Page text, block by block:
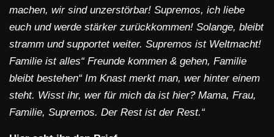
machen, wir sind unzerstörbar! Supremos, ich liebe
euch und werde stärker zurückkommen! Solange, bleibt
stramm und supportet weiter. Supremos ist Weltmacht!
Familie ist alles“ Freunde kommen & gehen, Familie
bleibt bestehen“ Im Knast merkt man, wer hinter einem
steht. Wisst ihr, wer für mich da ist hier? Mama, Frau,
Familie, Supremos. Der Rest ist der Rest.“